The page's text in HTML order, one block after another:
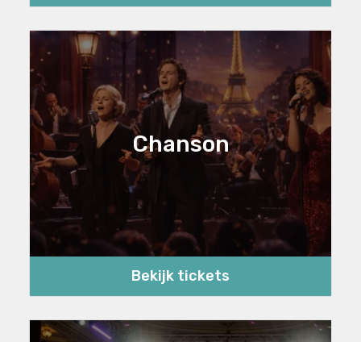
Chanson
Bekijk tickets